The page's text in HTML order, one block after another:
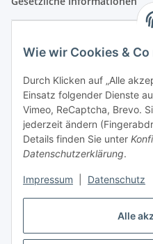
Alle
Wie wir Cookies &
Durch Klicken auf „Alle
Einsatz folgender Dienste
Vimeo, ReCaptcha, Brevo.
jederzeit ändern
Details finden Sie unter
Datenschutzerklärung.
Impressum Datenschutz
Vertrag